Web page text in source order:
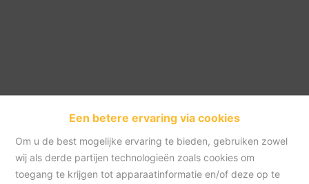
Een betere ervaring via cookies
Om u de best mogelijke ervaring te bieden, gebruiken zowel
wij als derde partijen technologieën zoals cookies om
toegang te krijgen tot apparaatinformatie en/of deze op te